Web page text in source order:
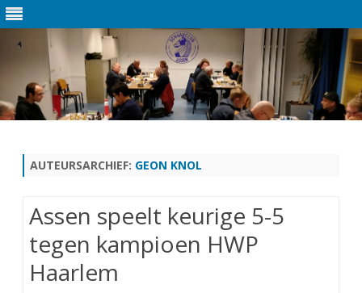
de
AUTEURSARCHIEF: GEON KNOL
Assen speelt keurige 5-5
tegen kampioen HWP
Haarlem